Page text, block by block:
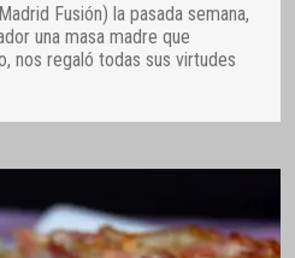
Fusión) la pasada semana,
una masa madre que
nos regaló todas sus virtudes